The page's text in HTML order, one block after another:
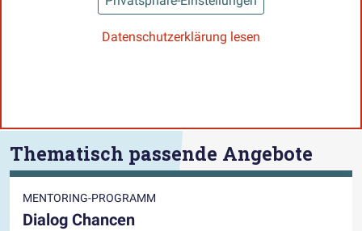
Datenschutzerklärung lesen
Thematisch passende Angebote
MENTORING-PROGRAMM
Dialog Chancen